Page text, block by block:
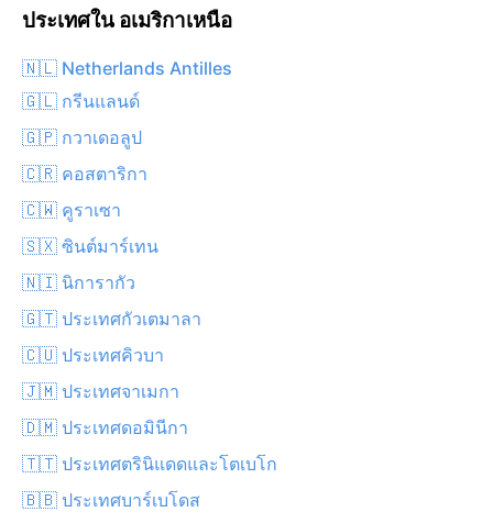
ประเทศใน อเมริกาเหนือ
🇳🇱 Netherlands Antilles
🇬🇱 กรีนแลนด์
🇬🇵 กวาเดอลูป
🇨🇷 คอสตาริกา
🇨🇼 คูราเซา
🇸🇽 ซินต์มาร์เทน
🇳🇮 นิการากัว
🇬🇹 ประเทศกัวเตมาลา
🇨🇺 ประเทศคิวบา
🇯🇲 ประเทศจาเมกา
🇩🇲 ประเทศดอมินีกา
🇹🇹 ประเทศตรินิแดดและโตเบโก
🇧🇧 ประเทศบาร์เบโดส